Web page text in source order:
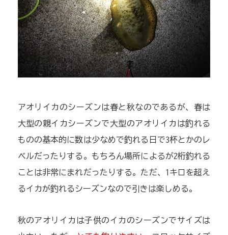
アオリイカのシーズンは春と秋なのであるが、春は
大型の親イカシーズンで大型のアオリイカは釣れる
ものの基本的に数は少なめで釣れる日で3杯とかのレ
ベルだったりする。もちろん場所によるが2桁釣れる
ことは非常にまれだったりする。ただ、1キロを超え
るイカが釣れるシーズンなので引きは楽しめる。
秋のアオリイカは子供のイカのシーズンでサイズは